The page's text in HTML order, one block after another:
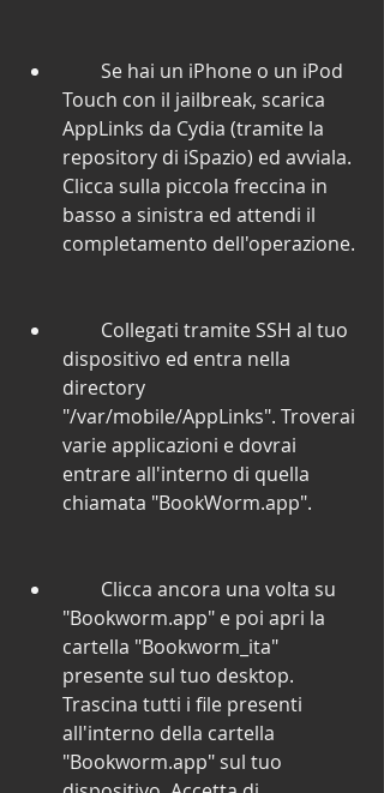
Touch con il jailbreak, scarica
AppLinks da Cydia (tramite la
repository di iSpazio) ed avviala.
Clicca sulla piccola freccina in
basso a sinistra ed attendi il
completamento dell'operazione.
dispositivo ed entra nella
directory
"/var/mobile/AppLinks". Troverai
varie applicazioni e dovrai
entrare all'interno di quella
chiamata "BookWorm.app".
"Bookworm.app" e poi apri la
cartella "Bookworm_ita"
presente sul tuo desktop.
Trascina tutti i file presenti
all'interno della cartella
"Bookworm.app" sul tuo